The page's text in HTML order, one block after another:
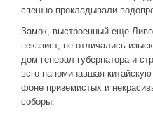
спешно прокладывали
Замок, выстроенный еще
неказист, не отличались
дом генерал-губернатора и
всго напоминавшая
фоне приземистых и
соборы.